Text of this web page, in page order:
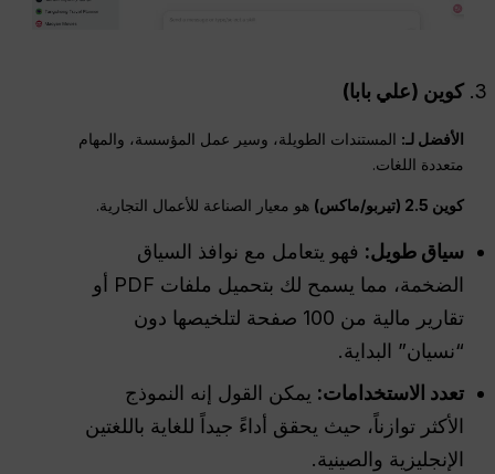
كوين (علي بابا)
الأفضل لـ: المستندات الطويلة، وسير عمل المؤسسة، والمهام
متعددة اللغات.
كوين 2.5 (تيربو/ماكس) هو معيار الصناعة للأعمال التجارية.
سياق طويل: فهو يتعامل مع نوافذ السياق
الضخمة، مما يسمح لك بتحميل ملفات PDF أو
تقارير مالية من 100 صفحة لتلخيصها دون
“نسيان” البداية.
تعدد الاستخدامات: يمكن القول إنه النموذج
الأكثر توازناً، حيث يحقق أداءً جيداً للغاية باللغتين
الإنجليزية والصينية.